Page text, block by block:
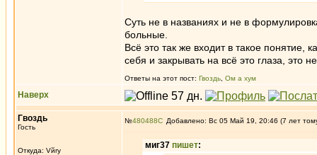
Суть не в названиях и не в
больные.
Всё это так же входит в такое понятие,
себя и закрывать на всё это глаза, это
Ответы на этот пост: Гвоздь Ом а хум
Наверх
Гвоздь
Гость
Откуда: Vйry
№480488 Добавлено: Вс 05 Май 19, 20:46 (7 лет
миг37 пишет: